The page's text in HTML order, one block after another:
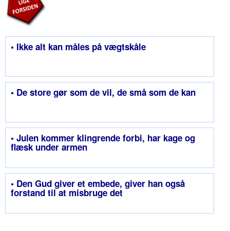
• Ikke alt kan måles på vægtskåle
• De store gør som de vil, de små som de kan
• Julen kommer klingrende forbi, har kage og
flæsk under armen
• Den Gud giver et embede, giver han også
forstand til at misbruge det